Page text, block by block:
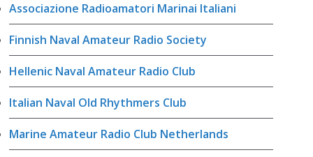
Associazione Radioamatori Marinai Italiani
Finnish Naval Amateur Radio Society
Hellenic Naval Amateur Radio Club
Italian Naval Old Rhythmers Club
Marine Amateur Radio Club Netherlands